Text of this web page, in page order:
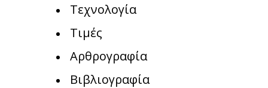
Τεχνολογία
Τιμές
Αρθρογραφία
Βιβλιογραφία